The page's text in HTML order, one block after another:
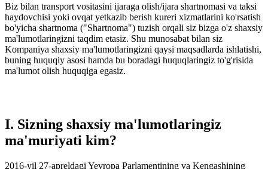
Biz bilan transport vositasini ijaraga olish/ijara shartnomasi va taksi
haydovchisi yoki ovqat yetkazib berish kureri xizmatlarini ko'rsatish
bo'yicha shartnoma ("Shartnoma") tuzish orqali siz bizga o'z shaxsiy
ma'lumotlaringizni taqdim etasiz. Shu munosabat bilan siz
Kompaniya shaxsiy ma'lumotlaringizni qaysi maqsadlarda ishlatishi,
buning huquqiy asosi hamda bu boradagi huquqlaringiz to'g'risida
ma'lumot olish huquqiga egasiz.
I. Sizning shaxsiy ma'lumotlaringiz
ma'muriyati kim?
2016-yil 27-apreldagi Yevropa Parlamentining va Kengashining